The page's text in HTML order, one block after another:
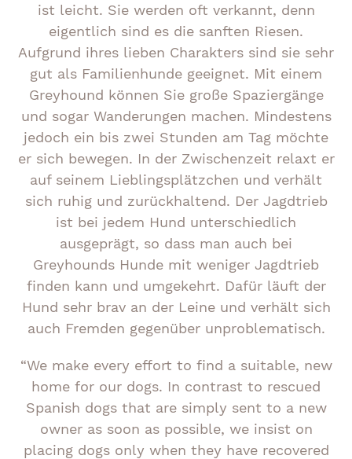
ist leicht. Sie werden oft verkannt, denn
eigentlich sind es die sanften Riesen.
Aufgrund ihres lieben Charakters sind sie sehr
gut als Familienhunde geeignet. Mit einem
Greyhound können Sie große Spaziergänge
und sogar Wanderungen machen. Mindestens
jedoch ein bis zwei Stunden am Tag möchte
er sich bewegen. In der Zwischenzeit relaxt er
auf seinem Lieblingsplätzchen und verhält
sich ruhig und zurückhaltend. Der Jagdtrieb
ist bei jedem Hund unterschiedlich
ausgeprägt, so dass man auch bei
Greyhounds Hunde mit weniger Jagdtrieb
finden kann und umgekehrt. Dafür läuft der
Hund sehr brav an der Leine und verhält sich
auch Fremden gegenüber unproblematisch.
“We make every effort to find a suitable, new
home for our dogs. In contrast to rescued
Spanish dogs that are simply sent to a new
owner as soon as possible, we insist on
placing dogs only when they have recovered